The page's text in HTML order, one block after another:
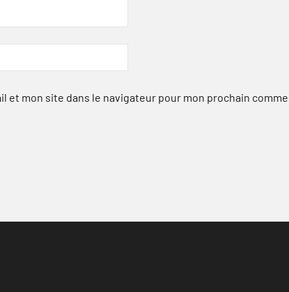
et mon site dans le navigateur pour mon prochain